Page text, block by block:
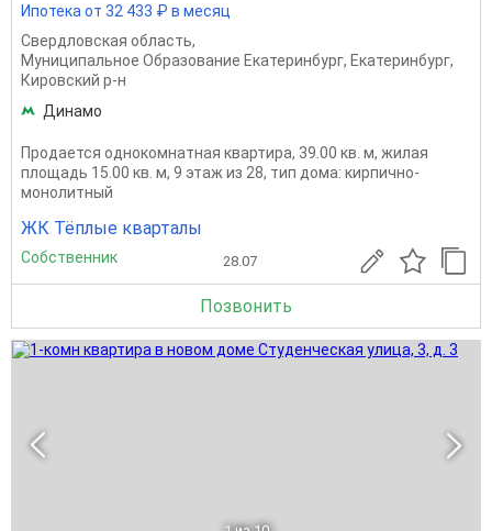
Ипотека от 32 433 ₽ в месяц
Свердловская область,
Муниципальное Образование Екатеринбург, Екатеринбург,
Кировский р-н
Динамо
Продается однокомнатная квартира, 39.00 кв. м, жилая
площадь 15.00 кв. м, 9 этаж из 28, тип дома: кирпично-
монолитный
ЖК Тёплые кварталы
Собственник 28.07
Позвонить